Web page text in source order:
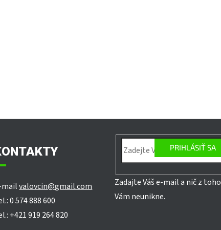
mailvalovcin@gmail.com
0 574 888 600
+421 919 264 820
PRIHLÁSIŤ SA
Zadajte Váš e-mail a nič z toho
Vám neunikne.